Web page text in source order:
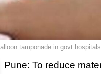
tamponade in govt
Pune: To reduce